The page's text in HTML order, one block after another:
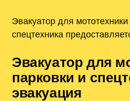
Эвакуатор для
спецтехника
Эвакуатор для
парковки и
эвакуация